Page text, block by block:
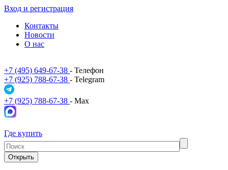
Вход и регистрация
Контакты
Новости
О нас
+7 (495) 649-67-38 - Телефон
+7 (925) 788-67-38 - Telegram
+7 (925) 788-67-38 - Max
Где купить
Открыть